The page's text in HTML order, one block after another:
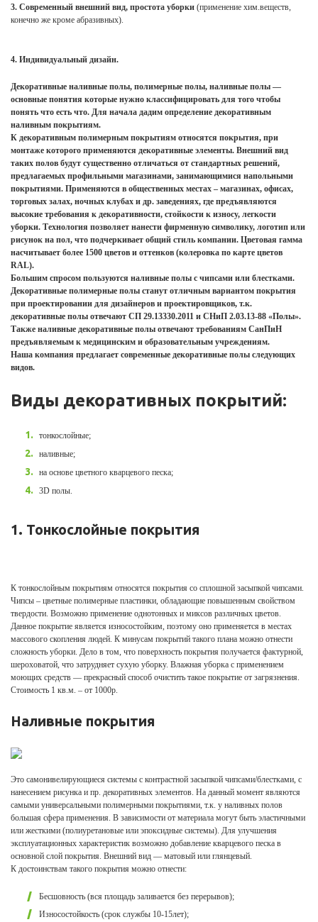
3. Современный внешний вид, простота уборки (применение хим.веществ,
конечно же кроме абразивных).
4. Индивидуальный дизайн.
Декоративные наливные полы, полимерные полы, наливные полы —
основные понятия которые нужно классифицировать для того чтобы
понять что есть что. Для начала дадим определение декоративным
наливным покрытиям.
К декоративным полимерным покрытиям относятся покрытия, при
монтаже которого применяются декоративные элементы. Внешний вид
таких полов будут существенно отличаться от стандартных решений,
предлагаемых профильными магазинами, занимающимися напольными
покрытиями. Применяются в общественных местах – магазинах, офисах,
торговых залах, ночных клубах и др. заведениях, где предъявляются
высокие требования к декоративности, стойкости к износу, легкости
уборки. Технология позволяет нанести фирменную символику, логотип или
рисунок на пол, что подчеркивает общий стиль компании. Цветовая гамма
насчитывает более 1500 цветов и оттенков (колеровка по карте цветов
RAL).
Большим спросом пользуются наливные полы с чипсами или блестками.
Декоративные полимерные полы станут отличным вариантом покрытия
при проектировании для дизайнеров и проектировщиков, т.к.
декоративные полы отвечают СП 29.13330.2011 и СНиП 2.03.13-88 «Полы».
Также наливные декоративные полы отвечают требованиям СанПиН
предъявляемым к медицинским и образовательным учреждениям.
Наша компания предлагает современные декоративные полы следующих
видов.
Виды декоративных покрытий:
тонкослойные;
наливные;
на основе цветного кварцевого песка;
3D полы.
1. Тонкослойные покрытия
К тонкослойным покрытиям относятся покрытия со сплошной засыпкой чипсами.
Чипсы – цветные полимерные пластинки, обладающие повышенным свойством
твердости. Возможно применение однотонных и миксов различных цветов.
Данное покрытие является износостойким, поэтому оно применяется в местах
массового скопления людей. К минусам покрытий такого плана можно отнести
сложность уборки. Дело в том, что поверхность покрытия получается фактурной,
шероховатой, что затрудняет сухую уборку. Влажная уборка с применением
моющих средств — прекрасный способ очистить такое покрытие от загрязнения.
Стоимость 1 кв.м. – от 1000р.
Наливные покрытия
Это самонивелирующиеся системы с контрастной засыпкой чипсами/блестками, с
нанесением рисунка и пр. декоративных элементов. На данный момент являются
самыми универсальными полимерными покрытиями, т.к. у наливных полов
большая сфера применения. В зависимости от материала могут быть эластичными
или жесткими (полиуретановые или эпоксидные системы). Для улучшения
эксплуатационных характеристик возможно добавление кварцевого песка в
основной слой покрытия. Внешний вид — матовый или глянцевый.
К достоинствам такого покрытия можно отнести:
Бесшовность (вся площадь заливается без перерывов);
Износостойкость (срок службы 10-15лет);